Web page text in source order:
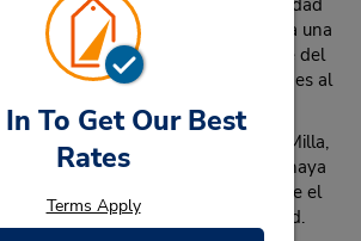
To Get Our Best
Rates
Terms Apply
Está de más decir que esta ciudad
de sobra para mantener a una
días, pero si llegara a cansarse del
de la naturaleza y las actividades al
allá de los límites de la ciudad.
conocida como la Ciudad de la Milla,
más literal que una ciudad jamás haya
a una elevación de 5,280 pies sobre el
a exactamente una milla de altitud.